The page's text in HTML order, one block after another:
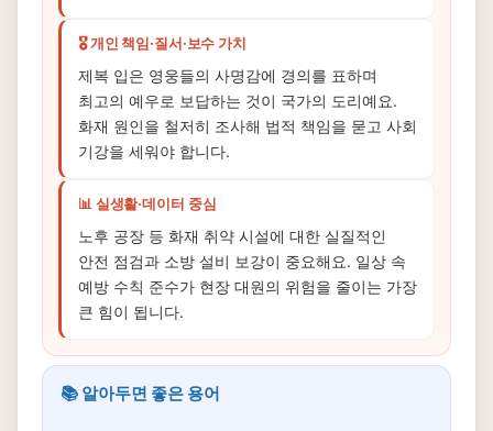
🎖️ 개인 책임·질서·보수 가치
제복 입은 영웅들의 사명감에 경의를 표하며
최고의 예우로 보답하는 것이 국가의 도리예요.
화재 원인을 철저히 조사해 법적 책임을 묻고 사회
기강을 세워야 합니다.
📊 실생활·데이터 중심
노후 공장 등 화재 취약 시설에 대한 실질적인
안전 점검과 소방 설비 보강이 중요해요. 일상 속
예방 수칙 준수가 현장 대원의 위험을 줄이는 가장
큰 힘이 됩니다.
📚 알아두면 좋은 용어